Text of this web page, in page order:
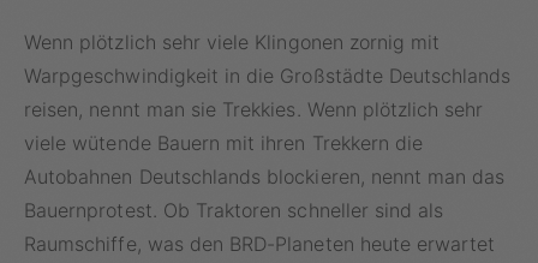
Wenn plötzlich sehr viele Klingonen zornig mit
Warpgeschwindigkeit in die Großstädte Deutschlands
reisen, nennt man sie Trekkies. Wenn plötzlich sehr
viele wütende Bauern mit ihren Trekkern die
Autobahnen Deutschlands blockieren, nennt man das
Bauernprotest. Ob Traktoren schneller sind als
Raumschiffe, was den BRD-Planeten heute erwartet